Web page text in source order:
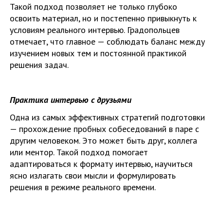
Такой подход позволяет не только глубоко
освоить материал, но и постепенно привыкнуть к
условиям реального интервью. Градопольцев
отмечает, что главное — соблюдать баланс между
изучением новых тем и постоянной практикой
решения задач.
Практика интервью с друзьями
Одна из самых эффективных стратегий подготовки
— прохождение пробных собеседований в паре с
другим человеком. Это может быть друг, коллега
или ментор. Такой подход помогает
адаптироваться к формату интервью, научиться
ясно излагать свои мысли и формулировать
решения в режиме реального времени.